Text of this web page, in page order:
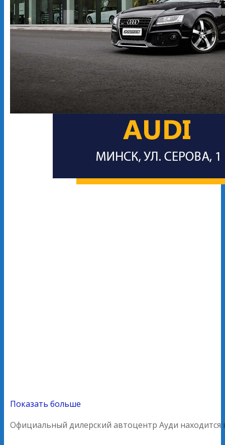
Показать больше
Официальный дилерский автоцентр Ауди находится